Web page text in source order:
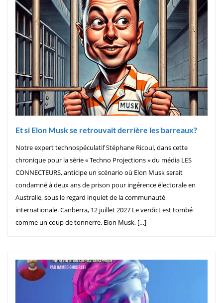
Et si Elon Musk se retrouvait derrière les barreaux?
Notre expert technospéculatif Stéphane Ricoul, dans cette
chronique pour la série « Techno Projections » du média LES
CONNECTEURS, anticipe un scénario où Elon Musk serait
condamné à deux ans de prison pour ingérence électorale en
Australie, sous le regard inquiet de la communauté
internationale. Canberra, 12 juillet 2027 Le verdict est tombé
comme un coup de tonnerre. Elon Musk, […]